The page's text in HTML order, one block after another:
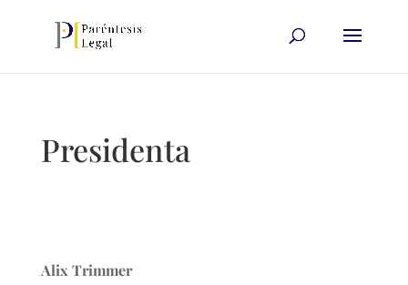
Presidenta
Alix Trimmer